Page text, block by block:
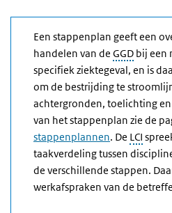
Een stappenplan geeft een
handelen van de GGD bij een
specifiek ziektegeval, en is
om de bestrijding te
achtergronden, toelichting
van het stappenplan zie de
stappenplannen. De LCI
taakverdeling tussen
de verschillende stappen.
werkafspraken van de